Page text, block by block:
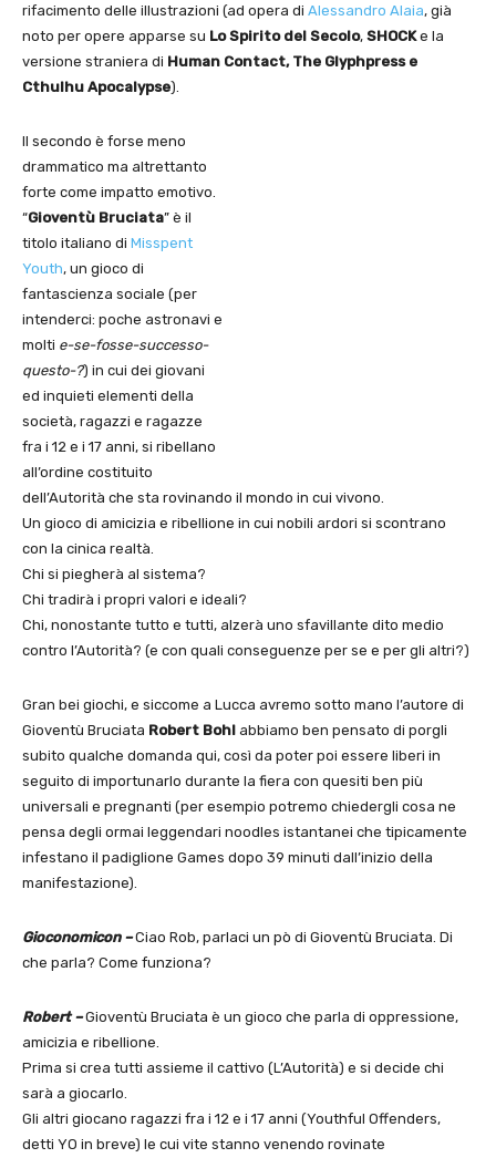
rifacimento delle illustrazioni (ad opera di Alessandro Alaia, già
noto per opere apparse su Lo Spirito del Secolo, SHOCK e la
versione straniera di Human Contact, The Glyphpress e
Cthulhu Apocalypse).
Il secondo è forse meno
drammatico ma altrettanto
forte come impatto emotivo.
“Gioventù Bruciata” è il
titolo italiano di Misspent
Youth, un gioco di
fantascienza sociale (per
intenderci: poche astronavi e
molti e-se-fosse-successo-
questo-?) in cui dei giovani
ed inquieti elementi della
società, ragazzi e ragazze
fra i 12 e i 17 anni, si ribellano
all’ordine costituito
dell’Autorità che sta rovinando il mondo in cui vivono.
Un gioco di amicizia e ribellione in cui nobili ardori si scontrano
con la cinica realtà.
Chi si piegherà al sistema?
Chi tradirà i propri valori e ideali?
Chi, nonostante tutto e tutti, alzerà uno sfavillante dito medio
contro l’Autorità? (e con quali conseguenze per se e per gli altri?)
Gran bei giochi, e siccome a Lucca avremo sotto mano l’autore di
Gioventù Bruciata Robert Bohl abbiamo ben pensato di porgli
subito qualche domanda qui, così da poter poi essere liberi in
seguito di importunarlo durante la fiera con quesiti ben più
universali e pregnanti (per esempio potremo chiedergli cosa ne
pensa degli ormai leggendari noodles istantanei che tipicamente
infestano il padiglione Games dopo 39 minuti dall’inizio della
manifestazione).
Gioconomicon –Ciao Rob, parlaci un pò di Gioventù Bruciata. Di
che parla? Come funziona?
Robert –Gioventù Bruciata è un gioco che parla di oppressione,
amicizia e ribellione.
Prima si crea tutti assieme il cattivo (L’Autorità) e si decide chi
sarà a giocarlo.
Gli altri giocano ragazzi fra i 12 e i 17 anni (Youthful Offenders,
detti YO in breve) le cui vite stanno venendo rovinate